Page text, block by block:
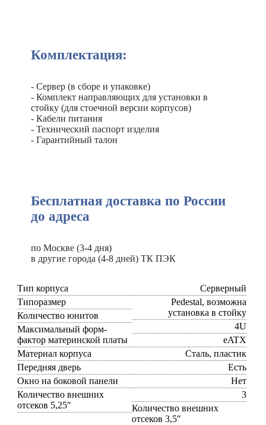
Комплектация:
- Сервер (в сборе и упаковке)
- Комплект направляющих для установки в
стойку (для стоечной версии корпусов)
- Кабели питания
- Технический паспорт изделия
- Гарантийный талон
Бесплатная доставка по России
до адреса
по Москве (3-4 дня)
в другие города (4-8 дней) ТК ПЭК
Тип корпуса
Серверный
Типоразмер
Pedestal, возможна
установка в стойку
Количество юнитов
4U
Максимальный форм-
фактор материнской платы
eATX
Материал корпуса
Сталь, пластик
Передняя дверь
Есть
Окно на боковой панели
Нет
Количество внешних
отсеков 5,25″
3
Количество внешних
отсеков 3,5″